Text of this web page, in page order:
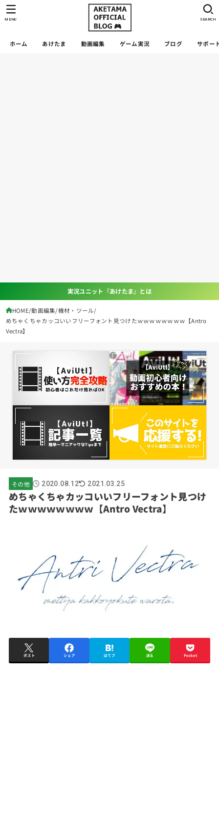
ホーム あけたま 動画編集 ゲーム実況 ブログ サポー
SEARCH
MENU
実況ユニット『あけたま』とは
HOME 動画編集 機材・ツール
めちゃくちゃカッコいいフリーフォント見つけたｗｗｗｗｗｗｗｗ【Antro
Vectra】
その他 2020.08.12 2021.03.25
めちゃくちゃカッコいいフリーフォント見つけ
たｗｗｗｗｗｗｗｗ【Antro Vectra】
ポスト シェア はてブ 送る Pocket